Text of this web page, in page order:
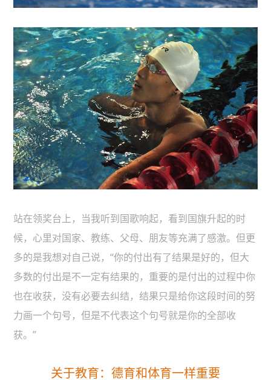
站在领奖台上，当我听到国歌响起，看到国旗升起的时
候，心里对国家、教练、父母、朋友等充满了感激。但更
多的是我想对自己说，“你的付出有了结果是好的，但大
多数的付出是不一定有结果的，重要的是付出的过程中你
也在收获，没有必要去纠结，结果只是给你这段时间的努
力画一个句号，但是不代表这个句号就是你的全部收
获。”
关于教育：德育和体育一样重要